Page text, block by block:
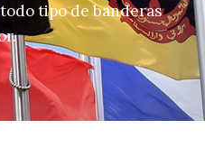
tipo de banderas